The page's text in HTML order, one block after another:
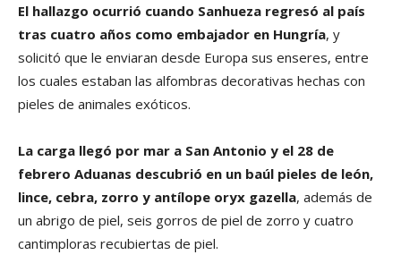
El hallazgo ocurrió cuando Sanhueza regresó al país
tras cuatro años como embajador en Hungría, y
solicitó que le enviaran desde Europa sus enseres, entre
los cuales estaban las alfombras decorativas hechas con
pieles de animales exóticos.
La carga llegó por mar a San Antonio y el 28 de
febrero Aduanas descubrió en un baúl pieles de león,
lince, cebra, zorro y antílope oryx gazella, además de
un abrigo de piel, seis gorros de piel de zorro y cuatro
cantimploras recubiertas de piel.